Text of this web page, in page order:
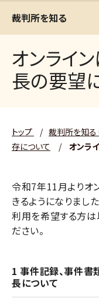
裁判所を知る
オンライ
長の要望
トップ / 裁判所を知る
存について
/ オンラ
令和7年11月よりオ
きるようになりました
利用を希望する方
ださい。
1 事件記録、事件
長について